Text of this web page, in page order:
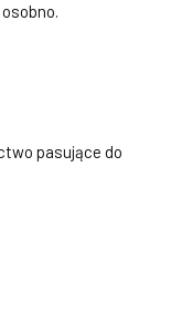
pasujące do